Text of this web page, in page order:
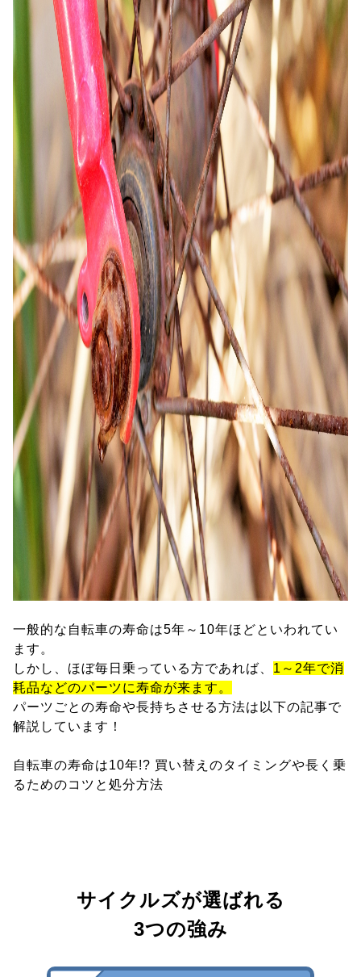
一般的な自転車の寿命は5年～10年ほどといわれてい
ます。
しかし、ほぼ毎日乗っている方であれば、 1～2年で消
耗品などのパーツに寿命が来ます。
パーツごとの寿命や長持ちさせる方法は以下の記事で
解説しています！
自転車の寿命は10年!? 買い替えのタイミングや長く乗
るためのコツと処分方法
サイクルズが選ばれる
3つの強み